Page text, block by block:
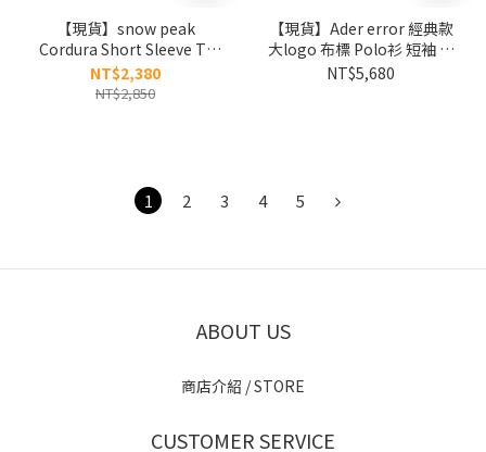
【現貨】snow peak
Cordura Short Sleeve T-
Shirt 26SS 刺繡logo 抗撕裂
短tee S26MMPTS02
NT$2,380
NT$2,850
【現貨】Ader error 經典款
大logo 布標 Polo衫 短袖 上
衣 BO42FYPL0201
NT$5,680
1 2 3 4 5
ABOUT US
商店介紹 / STORE
CUSTOMER SERVICE